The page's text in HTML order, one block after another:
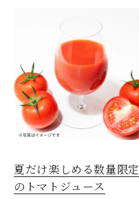
夏だけ楽しめる数量限定
のトマトジュース